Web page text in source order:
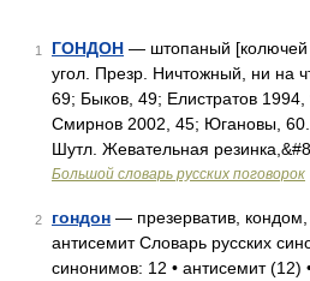
1 ГОНДОН — штопаный [колючей
угол. Презр. Ничтожный, ни на
69; Быков, 49; Елистратов
Смирнов 2002, 45; Югановы, 60.
Шутл. Жевательная
Большой словарь русских поговорок
2 гондон — презерватив, кондом,
антисемит Словарь русских
синонимов: 12 • антисемит (12)